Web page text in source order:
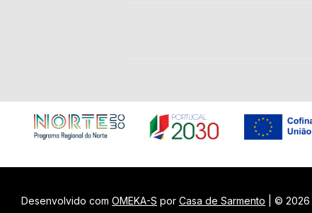
Desenvolvido com OMEKA-S por Casa de Sarmento | © 2026